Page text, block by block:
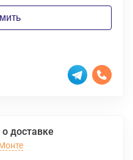
доставке